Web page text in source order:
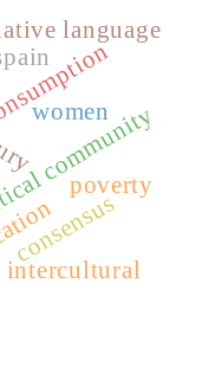
community
consensus
poverty
intercultural
language
women